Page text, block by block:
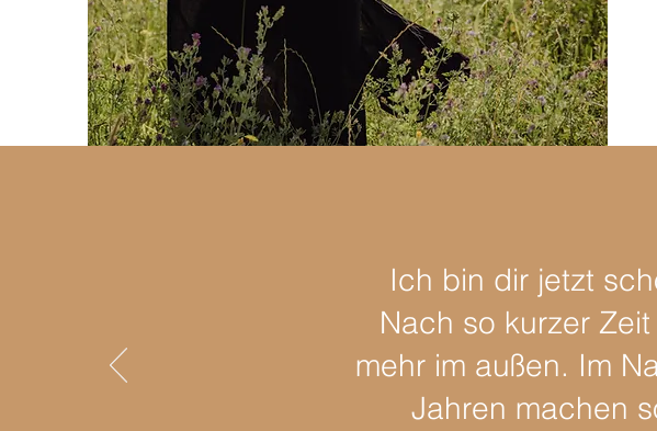
Ich bin dir jetzt
Nach so kurzer
mehr im außen. Im
Jahren machen